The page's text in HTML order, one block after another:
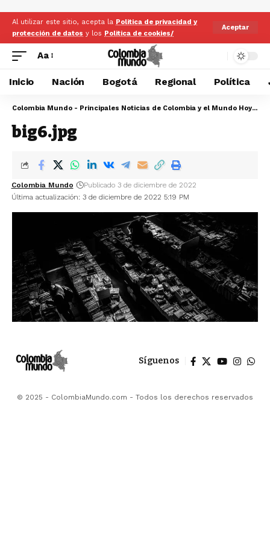
Al utilizar este sitio, acepta la Politica de privacidad y
protección de datos y los Politica de cookies/
Aceptar
Aa
Inicio Nación Bogotá Regional Política
Colombia Mundo - Principales Noticias de Colombia y el Mundo Hoy
>
big6.jpg
Última actualización: 3 de diciembre de 2022 5:19 PM
Colombia Mundo Publicado 3 de diciembre de 2022
Síguenos
© 2025 - ColombiaMundo.com - Todos los derechos reservados